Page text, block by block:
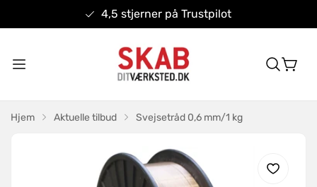
4,5 stjerner på Trustpilot
Hjem Aktuelle tilbud Svejsetråd 0,6 mm/1 kg